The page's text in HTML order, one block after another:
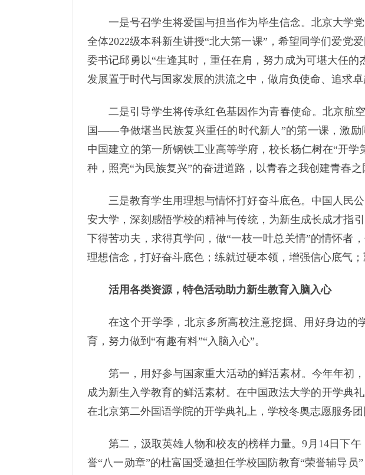
一是号召学生将爱国与担当作为毕生信念。北京大学
全体2022级本科新生讲授“北大第一课”，希望同学们爱党
委书记邱勇以“生逢其时，重任在肩，努力成为可堪大任
发展置于时代与国家发展的洪流之中，做肩负使命、追求卓
二是引导学生将传承红色基因作为青春使命。北京航
国——争做堪当民族复兴重任的时代新人”的第一课，激
中国建立的第一所钢铁工业高等学府，校长杨仁树在“开
种，照亮“为民族复兴”的奋进道路，以青春之我创建青春之
三是教育学生用理想与情怀打好奋斗底色。中国人民
安大学，深刻感悟学校的精神与传统，为新生成长成才指
下得苦功夫，求得真学问，做“一枝一叶总关情”的情怀者
理想信念，打好奋斗底色；练就过硬本领，增强信心底气；
活用各类资源，特色活动助力新生教育入脑入心
在这个开学季，北京多所高校注意挖掘、用好身边
育，努力做到“有趣有料”“入脑入心”。
第一，用好参与国家重大活动的鲜活素材。今年年初
成为新生入学教育的鲜活素材。在中国政法大学的开学典
在北京第二外国语学院的开学典礼上，学校冬奥志愿服务
第二，汲取英雄人物和校友的榜样力量。9月14日下
誉“八一勋章”的杜富国受邀担任学校国防教育“荣誉辅导